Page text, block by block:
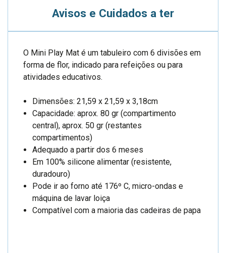
Avisos e Cuidados a ter
O Mini Play Mat é um tabuleiro com 6 divisões em
forma de flor, indicado para refeições ou para
atividades educativos.
Dimensões: 21,59 x 21,59 x 3,18cm
Capacidade: aprox. 80 gr (compartimento
central), aprox. 50 gr (restantes
compartimentos)
Adequado a partir dos 6 meses
Em 100% silicone alimentar (resistente,
duradouro)
Pode ir ao forno até 176º C, micro-ondas e
máquina de lavar loiça
Compatível com a maioria das cadeiras de papa